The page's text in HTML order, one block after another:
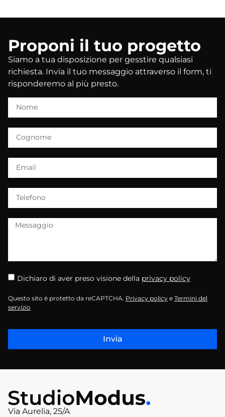
Via Aurelia, 25/A
Proponi il tuo progetto
Siamo a tua disposizione per gesstire qualsiasi
richiesta. Invia il tuo messaggio attraverso il form, ti
risponderemo al più presto.
Dichiaro di aver preso visione della privacy policy
Questo sito è protetto da reCAPTCHA. Privacy policy e Termini del
servizio
Invia